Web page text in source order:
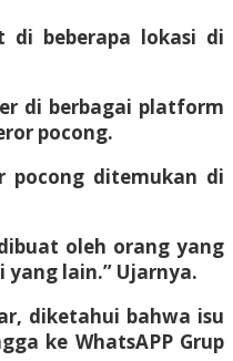
di beberapa lokasi di
di berbagai platform
pocong.
pocong ditemukan di
oleh orang yang
lain.” Ujarnya.
diketahui bahwa isu
ke WhatsAPP Grup